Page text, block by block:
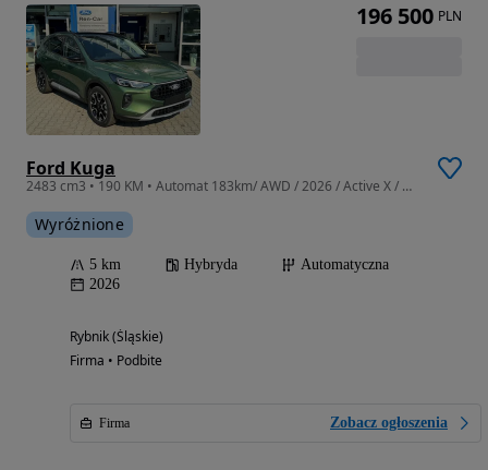
Ford Kuga
2483 cm3 • 190 KM • Automat 183km/ AWD / 2026 / Active X / Ubezpieczenie w cenie
Wyróżnione
5 km Hybryda
Automatyczna
2026
Rybnik (Śląskie)
Firma • Podbite
Firma Zobacz ogłoszenia
196 500 PLN